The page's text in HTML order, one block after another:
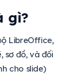
gì?
LibreOffice,
sơ đồ, và đối
cho slide)